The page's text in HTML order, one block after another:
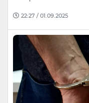
22:27 / 01.09.2025